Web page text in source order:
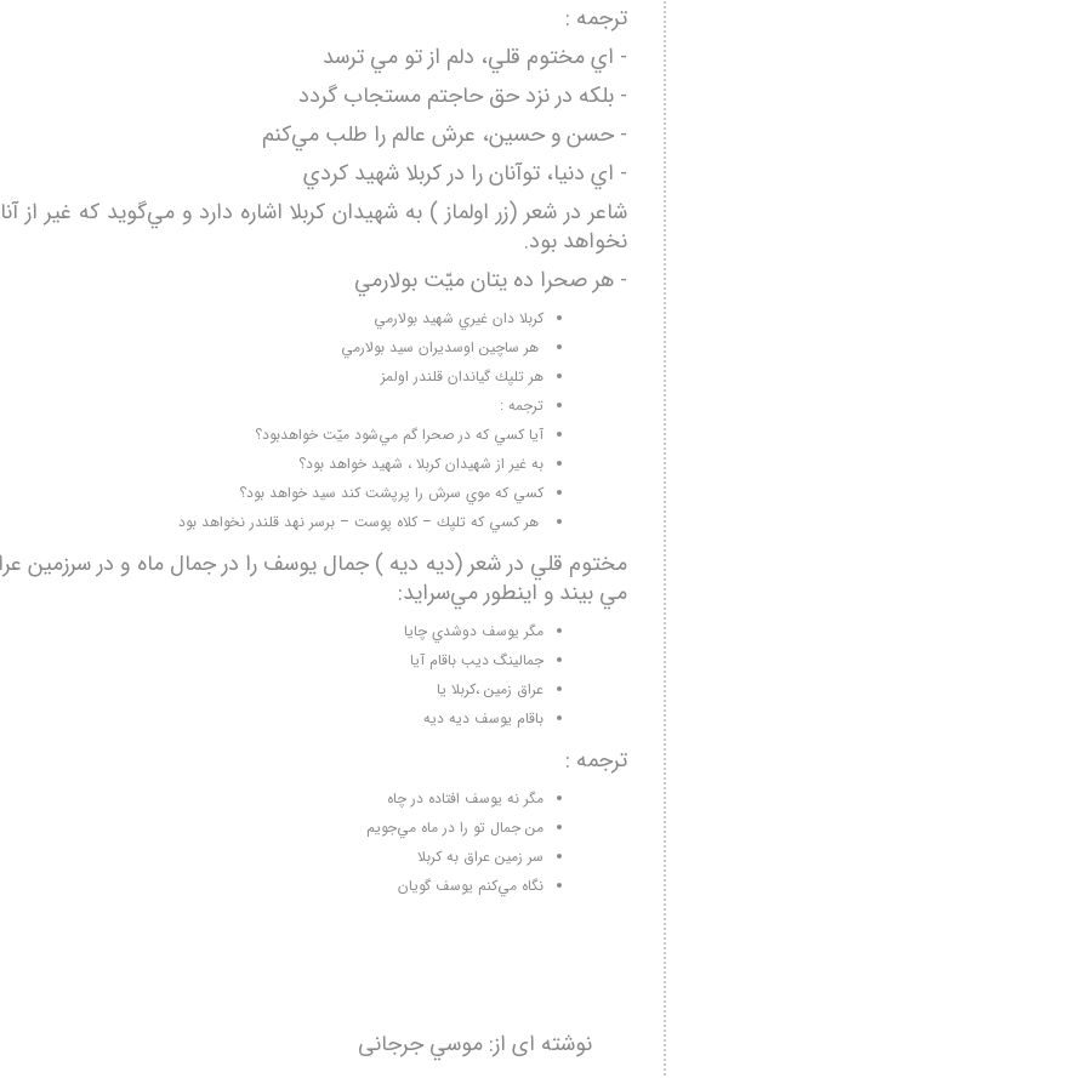
ترجمه :
- اي مختوم قلي، دلم از تو مي ترسد
- بلكه در نزد حق حاجتم مستجاب گردد
- حسن و حسين، عرش عالم را طلب مي‌كنم
- اي دنيا، توآنان را در كربلا شهيد كردي
شاعر در شعر (زر اولماز ) به شهيدان كربلا اشاره دارد و مي‌گويد كه غير از
نخواهد بود.
- هر صحرا ده يتان ميّت بولارمي
كربلا دان غيري شهيد بولارمي
هر ساچين اوسديران سيد بولارمي
هر تلپك گياندان قلندر اولمز
ترجمه :
آيا كسي كه در صحرا گم مي‌شود ميّت خواهدبود؟
به غير از شهيدان كربلا ، شهيد خواهد بود؟
كسي كه موي سرش را پرپشت كند سيد خواهد بود؟
هر كسي كه تلپك – كلاه پوست – برسر نهد قلندر نخواهد بود
مختوم قلي در شعر (ديه ديه ) جمال يوسف را در جمال ماه و در سرزمين
مي بيند و اينطور مي‌سرايد:
مگر يوسف دوشدي چايا
جمالينگ ديب باقام آيا
عراق زمين ،كربلا يا
باقام يوسف ديه ديه
ترجمه :
مگر نه يوسف افتاده در چاه
من جمال تو را در ماه مي‌جويم
سر زمين عراق به كربلا
نگاه مي‌كنم يوسف گويان
نوشته ای از: موسي جرجانی